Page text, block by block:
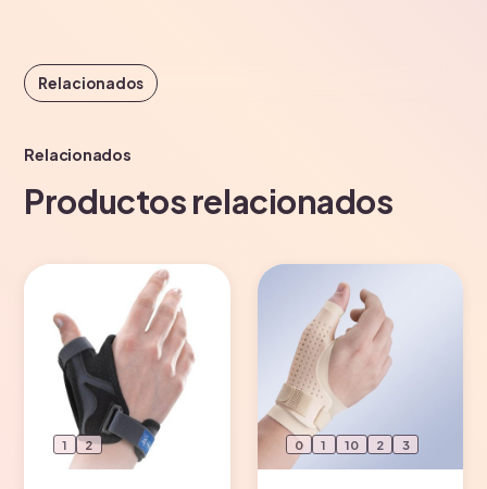
Relacionados
Relacionados
Productos relacionados
1 2 0 1 10 2 3